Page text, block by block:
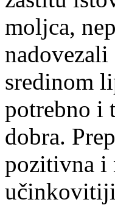
moljca,
sredinom
potrebno i
dobra.
pozitivna i